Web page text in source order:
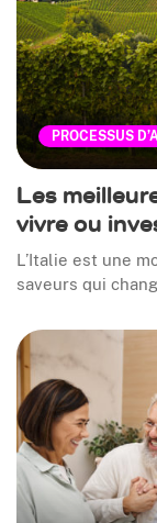
PROCESSUS
Les
vivre ou
L’Italie est une
saveurs qui